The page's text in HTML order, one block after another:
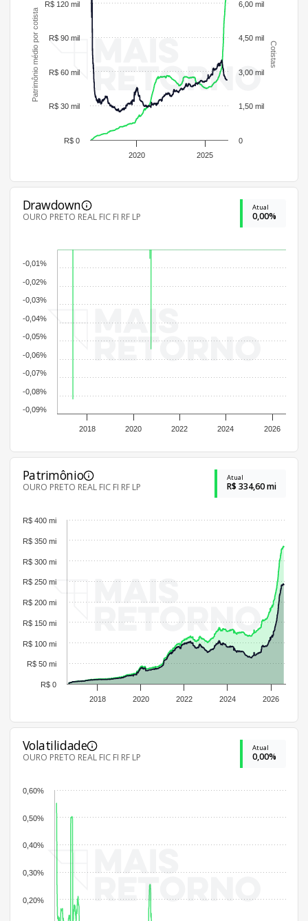
Cotistas
Patrimônio médio por cotista
2020 2025
0
1,50 mil
3,00 mil
4,50 mil
6,00 mil
R$ 0
R$ 30 mil
R$ 60 mil
R$ 90 mil
R$ 120 mil
Drawdown
OURO PRETO REAL FIC FI RF LP
Atual
0,00%
2018 2020 2022 2024 2026
-0,09%
-0,08%
-0,07%
-0,06%
-0,05%
-0,04%
-0,03%
-0,02%
-0,01%
Patrimônio
OURO PRETO REAL FIC FI RF LP
Atual
R$ 334,60 mi
2018 2020 2022 2024 2026
R$ 0
R$ 50 mi
R$ 100 mi
R$ 150 mi
R$ 200 mi
R$ 250 mi
R$ 300 mi
R$ 350 mi
R$ 400 mi
Volatilidade
OURO PRETO REAL FIC FI RF LP
Atual
0,00%
0,20%
0,30%
0,40%
0,50%
0,60%